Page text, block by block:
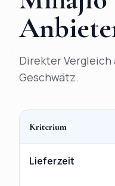
Direkter
Geschwätz.
Kriterium
Lieferzeit